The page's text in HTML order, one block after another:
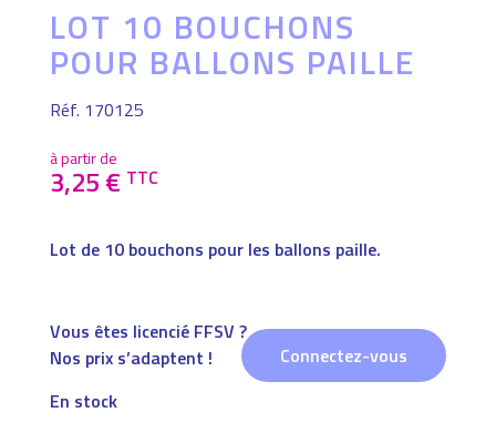
LOT 10 BOUCHONS
POUR BALLONS PAILLE
Réf. 170125
à partir de
3,25€ TTC
Lot de 10 bouchons pour les ballons paille.
Vous êtes licencié FFSV ?
Nos prix s’adaptent !
Connectez-vous
En stock